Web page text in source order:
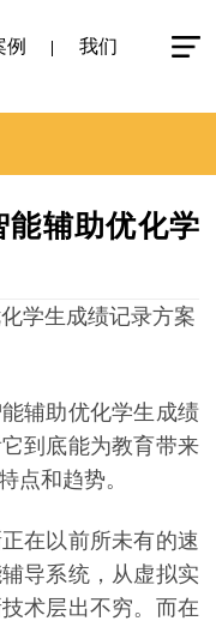
例 我们
能辅助优化学
学生成绩记录方案
辅助优化学生成绩
到底能为教育带来
点和趋势。
在以前所未有的速
导系统，从虚拟实
术层出不穷。而在